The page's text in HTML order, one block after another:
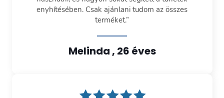
enyhítésében. Csak ajánlani tudom az összes
terméket.”
Melinda , 26 éves